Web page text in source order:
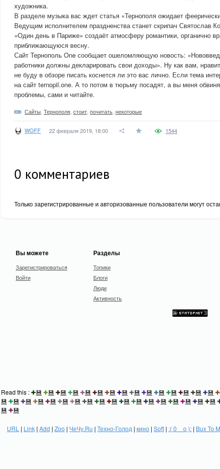
художника.
В разделе музыка вас ждет статья «Тернополя ожидает
Ведущим исполнителем праздненства станет скрипач Святослав
«Один день в Париже» создаёт атмосферу романтики, органично
приближающуюся весну.
Сайт Тернополь One сообщает ошеломляющую новость:
работники должны декларировать свои доходы». Ну как вам,
не буду в обзоре писать коснется ли это вас лично. Если тема
на сайт ternopil.one. А то потом в тюрьму посадят, а вы меня
проблемы, сами и читайте.
Сайты Тернополя стоит почитать некоторые
WOFF 22 февраля 2019, 18:00 1544
0 комментариев
Только зарегистрированные и авторизованные пользователи могут
Вы можете
Зарегистрироваться
Войти
Разделы
Топики
Блоги
Люди
Активность
Read this :✚💾 ✚💾 ✚💾 ✚💾 ✚💾 ✚💾 ✚💾 ✚💾 ✚💾 ✚💾 ✚💾 ✚💾 ✚💾 ✚💾 ✚💾 ✚
💾 ✚💾 ✚💾 ✚💾 ✚💾 ✚💾 ✚💾 ✚💾 ✚💾 ✚💾 ✚💾 ✚💾 ✚💾 ✚💾 ✚💾 ✚💾 ✚💾 ✚💾
💾 ✚💾
URL | Link | Add | Zoo | ЧеЧу.Ru | Техно-Голод | кино | Soft | :( 0 _ о ): | Bux To